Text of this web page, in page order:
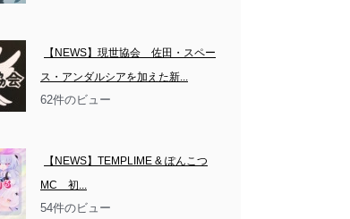
【NEWS】現世協会　佐田・スペー
ス・アンダルシアを加えた新...
62件のビュー
【NEWS】TEMPLIME & ぽんこつ
MC　初...
54件のビュー